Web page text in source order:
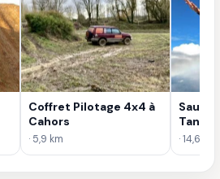
Coffret Pilotage 4x4 à
Cahors
· 5,9 km
Saut
· 14,6 km